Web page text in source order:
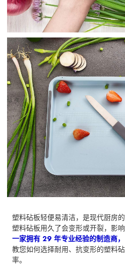
塑料砧板轻便易清洁，是现代厨房
塑料砧板用久了会变形或开裂，影
一家拥有 29 年专业经验的制造商，
教您如何选择耐用、抗变形的塑料
率。